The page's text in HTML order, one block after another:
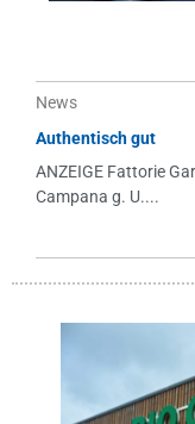
News
Authentisch gut
ANZEIGE Fattorie
Campana g. U....